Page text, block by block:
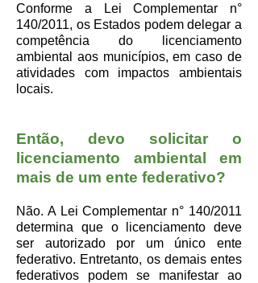
Conforme a Lei Complementar n°
140/2011, os Estados podem delegar a
competência do licenciamento
ambiental aos municípios, em caso de
atividades com impactos ambientais
locais.
Então, devo solicitar o
licenciamento ambiental em
mais de um ente federativo?
Não. A Lei Complementar n° 140/2011
determina que o licenciamento deve
ser autorizado por um único ente
federativo. Entretanto, os demais entes
federativos podem se manifestar ao